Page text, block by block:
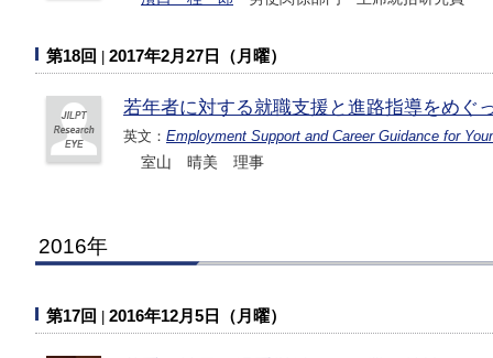
第18回 2017年2月27日（月曜）
若年者に対する就職支援と進路指導をめぐ
英文： Employment Support and Career Guidance for
室山 晴美 理事
2016年
第17回 2016年12月5日（月曜）